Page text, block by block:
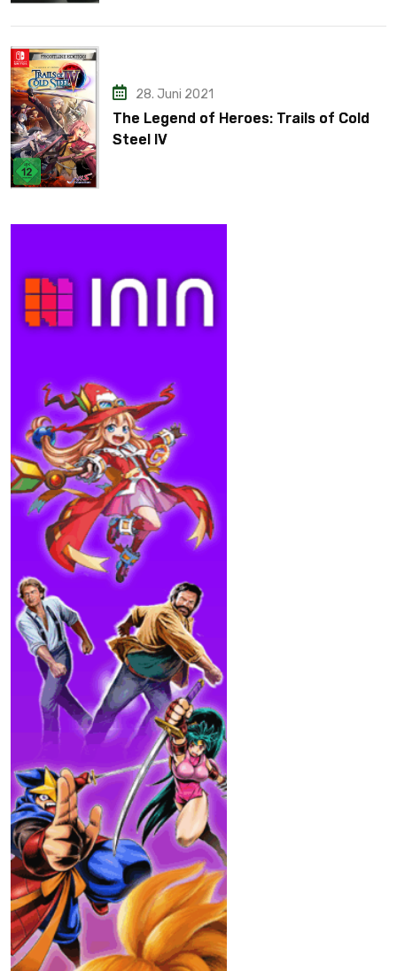
28. Juni 2021
The Legend of Heroes: Trails of Cold
Steel IV